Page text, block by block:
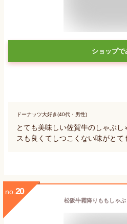
ショップで
ドーナッツ大好き(40代・男性)
とても美味しい佐賀牛のしゃぶ
スも良くてしつこくない味がとて
no. 20
松阪牛霜降りももしゃぶ